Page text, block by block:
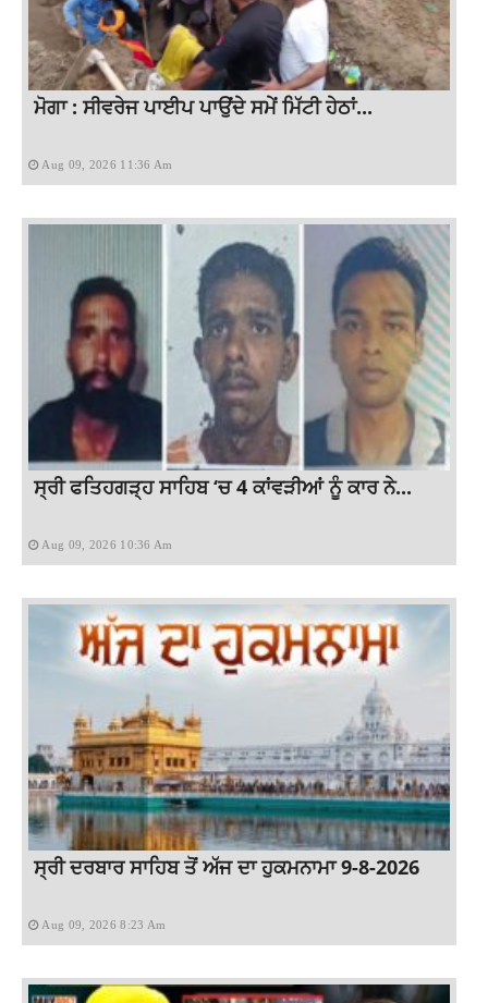
ਮੋਗਾ : ਸੀਵਰੇਜ ਪਾਈਪ ਪਾਉਂਦੇ ਸਮੇਂ ਮਿੱਟੀ ਹੇਠਾਂ...
Aug 09, 2026 11:36 Am
ਸ੍ਰੀ ਫਤਿਹਗੜ੍ਹ ਸਾਹਿਬ ‘ਚ 4 ਕਾਂਵੜੀਆਂ ਨੂੰ ਕਾਰ ਨੇ...
Aug 09, 2026 10:36 Am
ਸ੍ਰੀ ਦਰਬਾਰ ਸਾਹਿਬ ਤੋਂ ਅੱਜ ਦਾ ਹੁਕਮਨਾਮਾ 9-8-2026
Aug 09, 2026 8:23 Am